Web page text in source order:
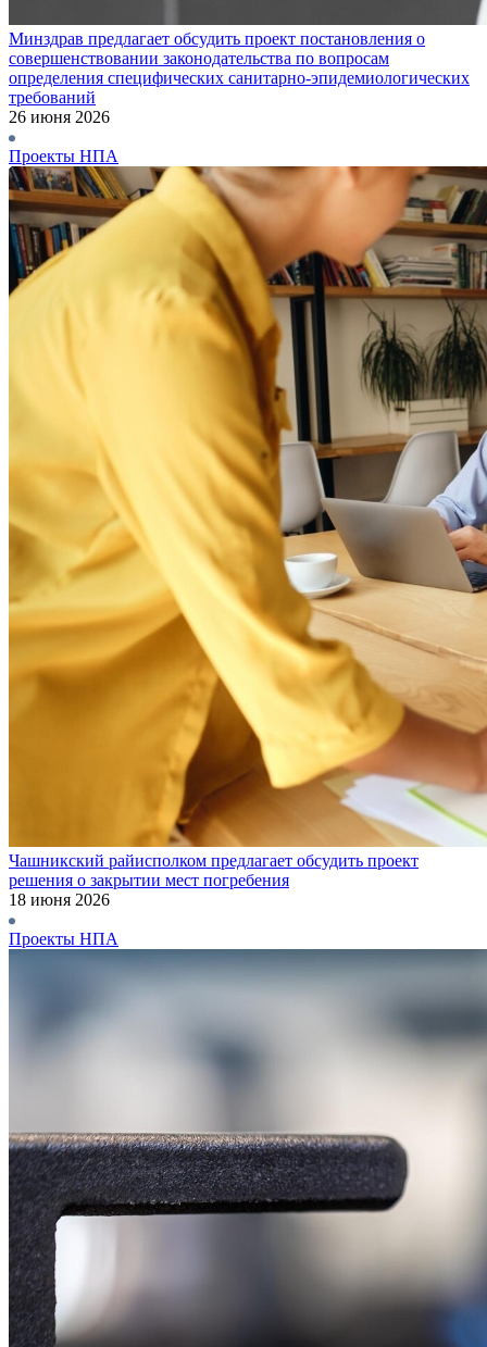
Минздрав предлагает обсудить проект постановления о
совершенствовании законодательства по вопросам
определения специфических санитарно-эпидемиологических
требований
26 июня 2026
Проекты НПА
Чашникский райисполком предлагает обсудить проект
решения о закрытии мест погребения
18 июня 2026
Проекты НПА